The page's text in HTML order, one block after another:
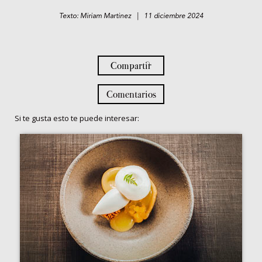
Texto: Miriam Martinez | 11 diciembre 2024
Compartir
Comentarios
Si te gusta esto te puede interesar: